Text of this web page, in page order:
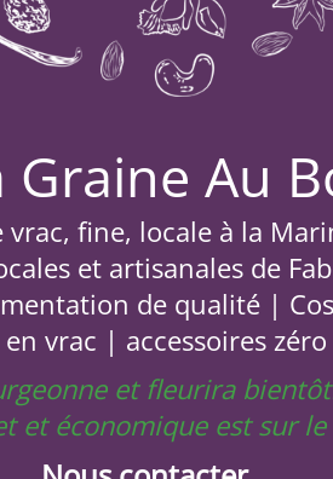
Graine Au
fine, locale à la
et artisanales de
de qualité |
vrac | accessoires
et fleurira
et économique est sur